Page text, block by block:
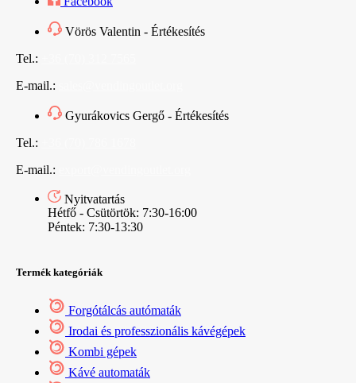
Vörös Valentin - Értékesítés
Tel.:
E-mail.:
Gyurákovics Gergő - Értékesítés
Tel.:
E-mail.:
Nyitvatartás
Hétfő - Csütörtök: 7:30-16:00
Péntek: 7:30-13:30
Termék kategóriák
Forgótálcás autómaták
Irodai és professzionális kávégépek
Kombi gépek
Kávé automaták